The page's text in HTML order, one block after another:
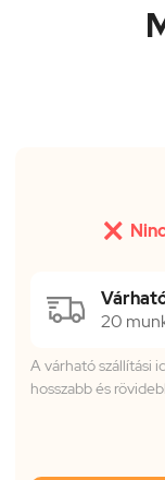

20
A várható szállítási
hosszabb és